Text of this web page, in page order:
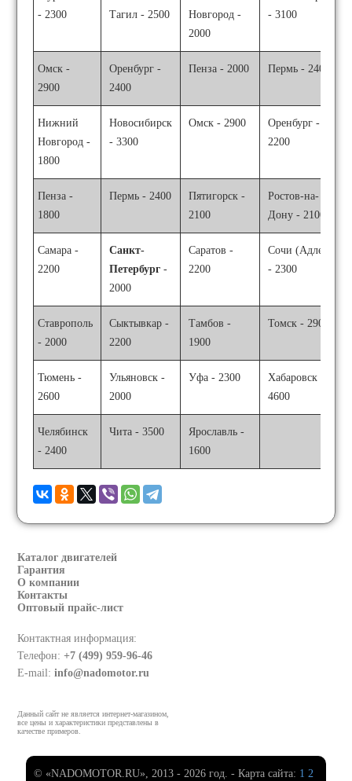
- 2300
Тагил - 2500
Новгород -
2000
- 3100
Омск -
2900
Оренбург -
2400
Пенза - 2000 Пермь - 2400
Нижний
Новгород -
1800
Новосибирск
- 3300
Омск - 2900
Оренбург -
2200
Пенза -
1800
Пермь - 2400
Пятигорск -
2100
Ростов-на-
Дону - 2100
Самара -
2200
Санкт-
Петербург -
2000
Саратов -
2200
Сочи (Адлер)
- 2300
Ставрополь
- 2000
Сыктывкар -
2200
Тамбов -
1900
Томск - 2900
Тюмень -
2600
Ульяновск -
2000
Уфа - 2300
Хабаровск -
4600
Челябинск
- 2400
Чита - 3500
Ярославль -
1600
Каталог двигателей
Гарантия
О компании
Контакты
Оптовый прайс-лист
Контактная информация:
Телефон:+7 (499) 959-96-46
E-mail:info@nadomotor.ru
Данный сайт не является интернет-магазином,
все цены и характеристики представлены в
качестве примеров.
© «NADOMOTOR.RU», 2013 - 2026 год. - Карта сайта: 1 2